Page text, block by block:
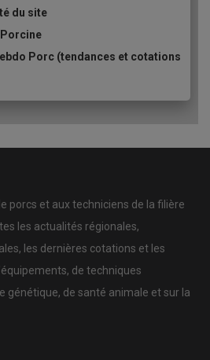
du site
Porc (tendances et cotations
porcs et aux techniciens de la filière
les actualités régionales,
les dernières cotations et les
de techniques
génétique, de santé animale et sur la